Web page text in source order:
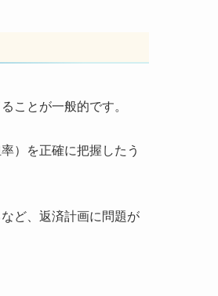
ことが一般的です。
）を正確に把握したう
ど、返済計画に問題が